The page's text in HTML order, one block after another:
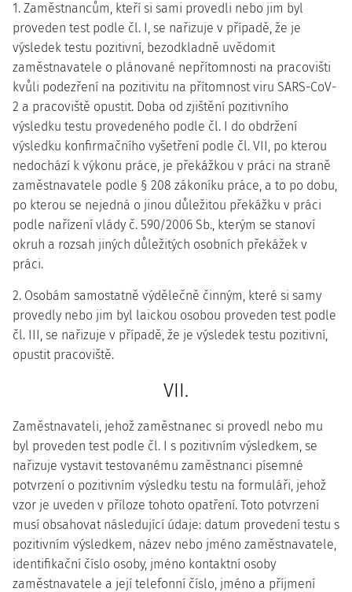
1. Zaměstnancům, kteří si sami provedli nebo jim byl
proveden test podle čl. I, se nařizuje v případě, že je
výsledek testu pozitivní, bezodkladně uvědomit
zaměstnavatele o plánované nepřítomnosti na pracovišti
kvůli podezření na pozitivitu na přítomnost viru SARS-CoV-
2 a pracoviště opustit. Doba od zjištění pozitivního
výsledku testu provedeného podle čl. I do obdržení
výsledku konfirmačního vyšetření podle čl. VII, po kterou
nedochází k výkonu práce, je překážkou v práci na straně
zaměstnavatele podle § 208 zákoníku práce, a to po dobu,
po kterou se nejedná o jinou důležitou překážku v práci
podle nařízení vlády č. 590/2006 Sb., kterým se stanoví
okruh a rozsah jiných důležitých osobních překážek v
práci.
2. Osobám samostatně výdělečně činným, které si samy
provedly nebo jim byl laickou osobou proveden test podle
čl. III, se nařizuje v případě, že je výsledek testu pozitivní,
opustit pracoviště.
VII.
Zaměstnavateli, jehož zaměstnanec si provedl nebo mu
byl proveden test podle čl. I s pozitivním výsledkem, se
nařizuje vystavit testovanému zaměstnanci písemné
potvrzení o pozitivním výsledku testu na formuláři, jehož
vzor je uveden v příloze tohoto opatření. Toto potvrzení
musí obsahovat následující údaje: datum provedení testu s
pozitivním výsledkem, název nebo jméno zaměstnavatele,
identifikační číslo osoby, jméno kontaktní osoby
zaměstnavatele a její telefonní číslo, jméno a příjmení